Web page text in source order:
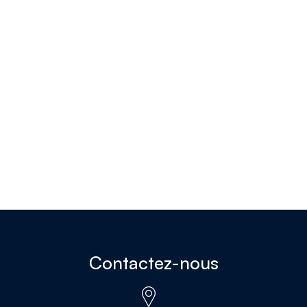
Contactez-nous